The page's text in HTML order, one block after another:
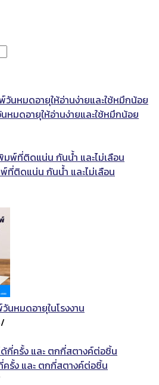
มดอายุให้อ่านง่ายและใช้หมึกน้อย
ติดแน่น กันน้ำ และไม่เลือน
หมดอายุในโรงงาน
/
รั้ง และ ตกกี่สตางค์ต่อชิ้น